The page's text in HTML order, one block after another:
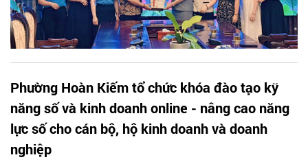
Phường Hoàn Kiếm tổ chức khóa đào tạo kỹ
năng số và kinh doanh online - nâng cao năng
lực số cho cán bộ, hộ kinh doanh và doanh
nghiệp